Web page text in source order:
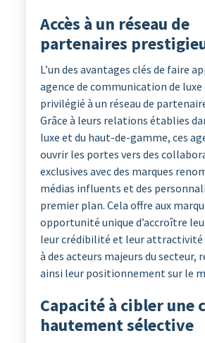
Accès à un réseau de
partenaires
L’un des avantages clés de faire
agence de communication de luxe
privilégié à un réseau de
Grâce à leurs relations établies
luxe et du haut-de-gamme, ces
ouvrir les portes vers des
exclusives avec des marques
médias influents et des
premier plan. Cela offre aux
opportunité unique d’accroître
leur crédibilité et leur attractivité
à des acteurs majeurs du secteur,
ainsi leur positionnement sur le
Capacité à cibler une
hautement sélective